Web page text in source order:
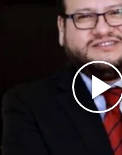
Play
Video